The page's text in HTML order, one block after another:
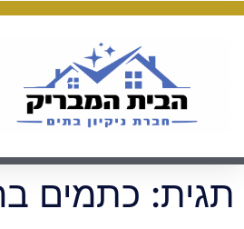
תגית: כתמים